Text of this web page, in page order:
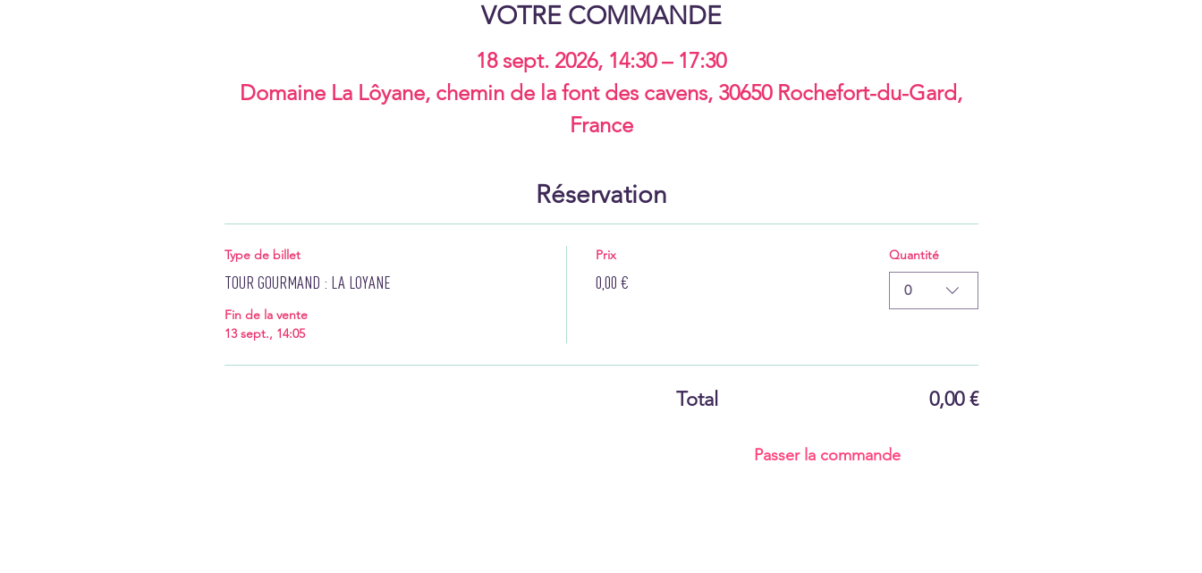
VOTRE COMMANDE
18 sept. 2026, 14:30 – 17:30
Domaine La Lôyane, chemin de la font des cavens, 30650 Rochefort-du-Gard,
France
Réservation
Type de billet
TOUR GOURMAND : LA LOYANE
Fin de la vente
13 sept., 14:05
Prix
0,00 €
Quantité
0
Total 0,00 €
Passer la commande